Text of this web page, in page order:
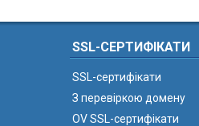
SSL-СЕРТИФІКАТИ
SSL-сертифікати
З перевіркою домену
OV SSL-сертифікати